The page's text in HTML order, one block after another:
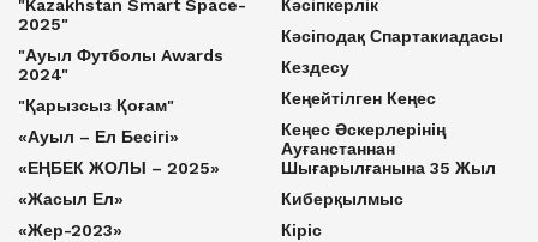
"Kazakhstan Smart Space-
2025"
"Ауыл Футболы Awards
2024"
"Қарызсыз Қоғам"
«Ауыл – Ел Бесігі»
«ЕҢБЕК ЖОЛЫ – 2025»
«Жасыл Ел»
«Жер-2023»
Кәсіпкерлік
Кәсіподақ Спартакиадасы
Кездесу
Кеңейтілген Кеңес
Кеңес Әскерлерінің
Ауғанстаннан
Шығарылғанына 35 Жыл
Киберқылмыс
Кіріс